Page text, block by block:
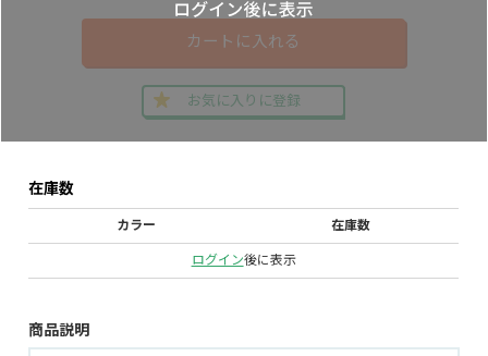
カートに入れる
お気に入りに登録
在庫数
カラー 在庫数
ログイン後に表示
商品説明